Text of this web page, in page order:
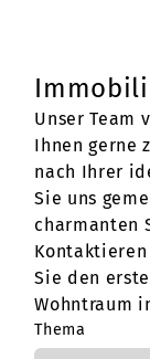
Unser Team
Ihnen gerne
nach Ihrer
Sie uns
charmanten
Kontaktieren
Sie den
Wohntraum
Thema